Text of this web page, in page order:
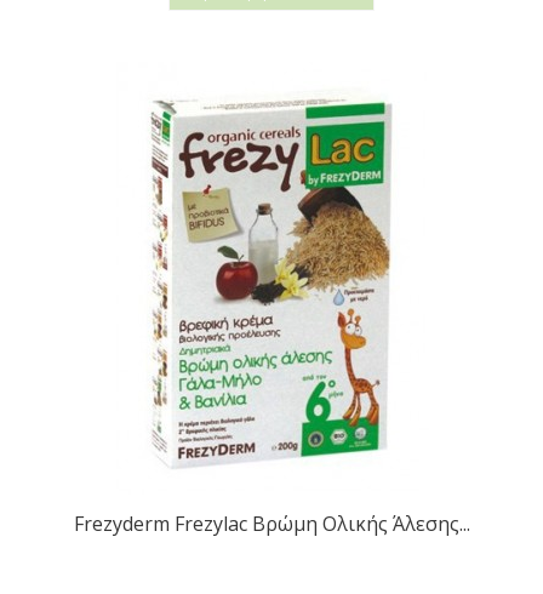
Frezyderm Frezylac Βρώµη Ολικής Άλεσης...